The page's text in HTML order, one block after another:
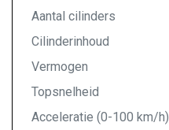
Aantal cilinders
Cilinderinhoud
Vermogen
Topsnelheid
Acceleratie (0-100 km/h)